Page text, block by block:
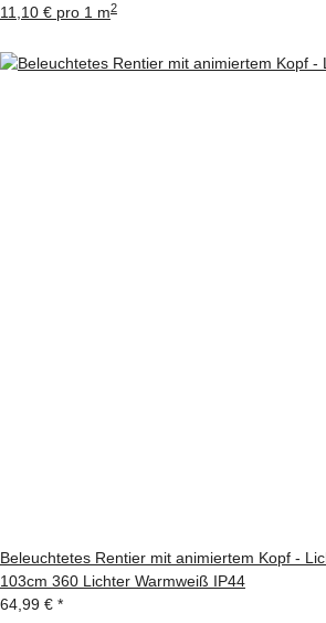
11,10 € pro 1 m2
Beleuchtetes Rentier mit animiertem Kopf -
103cm 360 Lichter Warmweiß IP44
64,99 € *